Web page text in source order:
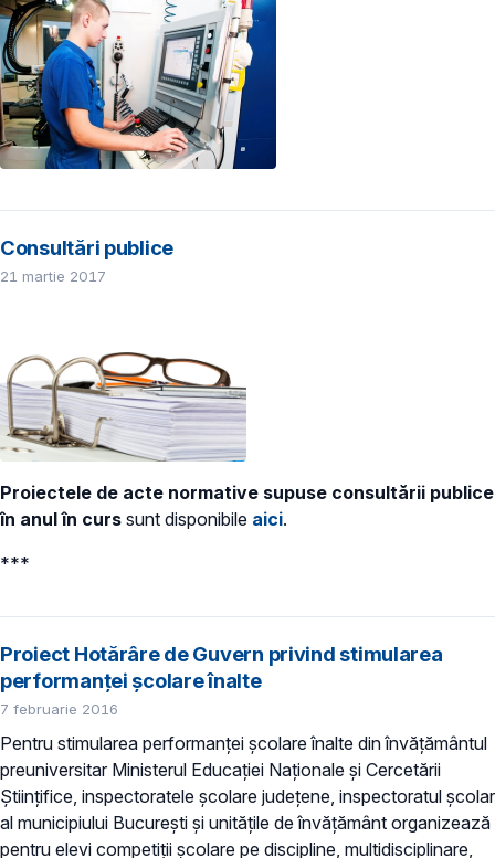
Consultări publice
21 martie 2017
Proiectele de acte normative supuse consultării publice
în anul în curs sunt disponibile aici.
***
Proiect Hotărâre de Guvern privind stimularea
performanţei şcolare înalte
7 februarie 2016
Pentru stimularea performanței şcolare înalte din învățământul
preuniversitar Ministerul Educației Naționale şi Cercetării
Ştiinţifice, inspectoratele şcolare judeţene, inspectoratul şcolar
al municipiului Bucureşti şi unităţile de învăţământ organizează
pentru elevi competiții școlare pe discipline, multidisciplinare,